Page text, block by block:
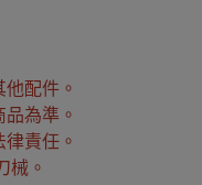
配件。
為準。
責任。
械。